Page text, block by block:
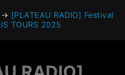
→ [PLATEAU RADIO] Festival
TOURS 2025